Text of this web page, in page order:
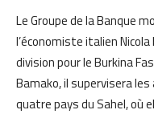
Le Groupe de la Banque
l’économiste italien
division pour le Burkina
Bamako, il supervisera
quatre pays du Sahel, où